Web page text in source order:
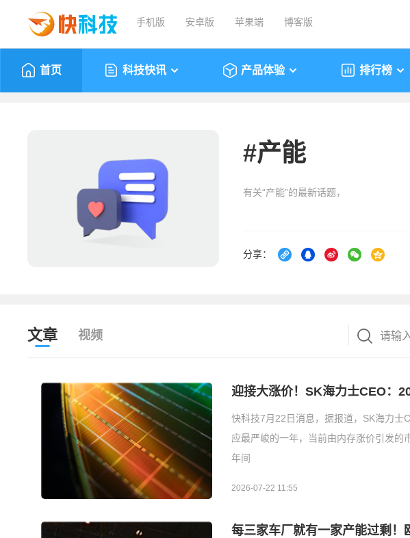
手机版 安卓版 苹果端 博客版
首页 科技快讯 产品体验 排行榜
#产能
有关“产能”的最新话题，
分享：
文章 视频
迎接大涨价！SK海力士CEO：
快科技7月22日消息，据报道，SK海力士
应最严峻的一年，当前由内存涨价引发
年间
2026-07-22 11:55
每三家车厂就有一家产能过剩！